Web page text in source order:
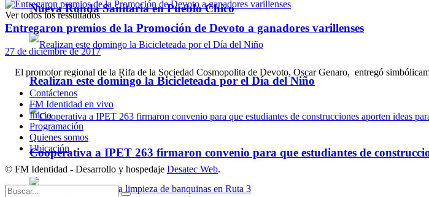
Nueva Ronda Sanitaria en Pueblo Chico
Realizan este domingo la Bicicleteada por el Día del Niño
Cooperativa a IPET 263 firmaron convenio para que estudiantes de
Ver todos los ressultados
Entregaron premios de la Promoción de Devoto a ganadores varillenses
27 de diciembre de 2017
El promotor regional de la Rifa de la Sociedad Cosmopolita de Devoto, Oscar Genaro, entregó
Contáctenos
FM Identidad en vivo
Inicio
Programación
Quienes somos
Ubicación
© FM Identidad - Desarrollo y hospedaje Desatec Web.